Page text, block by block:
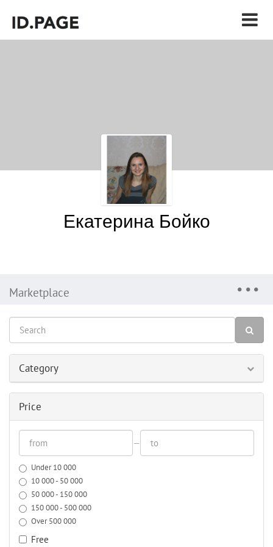
Екатерина Бойко
Marketplace
Category
Price
—
Under 10 000
10 000 - 50 000
50 000 - 150 000
150 000 - 500 000
Over 500 000
Free